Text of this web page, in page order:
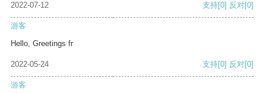
2022-07-12 支持[0] 反对[0]
游客
Hello, Greetings fr
2022-05-24 支持[0] 反对[0]
游客